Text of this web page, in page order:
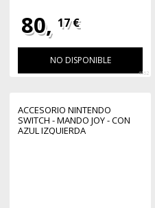
80, 17 €
NO DISPONIBLE
4662
ACCESORIO NINTENDO
SWITCH - MANDO JOY - CON
AZUL IZQUIERDA